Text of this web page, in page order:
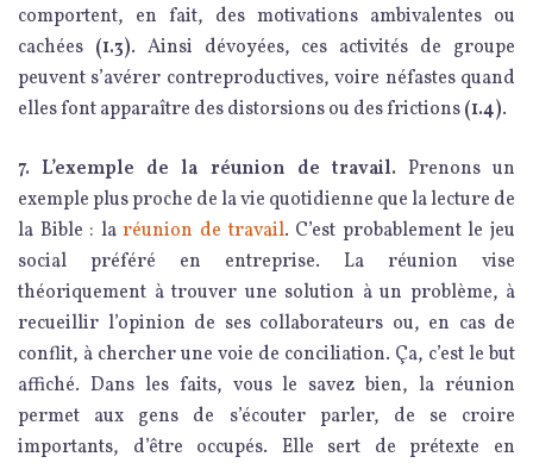
comportent, en fait, des motivations ambivalentes ou
cachées (1.3). Ainsi dévoyées, ces activités de groupe
peuvent s’avérer contreproductives, voire néfastes quand
elles font apparaître des distorsions ou des frictions(1.4).
7. L’exemple de la réunion de travail. Prenons un
exemple plus proche de la vie quotidienne que la lecture de
la Bible : laréunion de travail. C’est probablement le jeu
social préféré en entreprise. La réunion vise
théoriquement à trouver une solution à un problème, à
recueillir l’opinion de ses collaborateurs ou, en cas de
conflit, à chercher une voie de conciliation. Ça, c’est le but
affiché. Dans les faits, vous le savez bien, la réunion
permet aux gens de s’écouter parler, de se croire
importants, d’être occupés. Elle sert de prétexte en